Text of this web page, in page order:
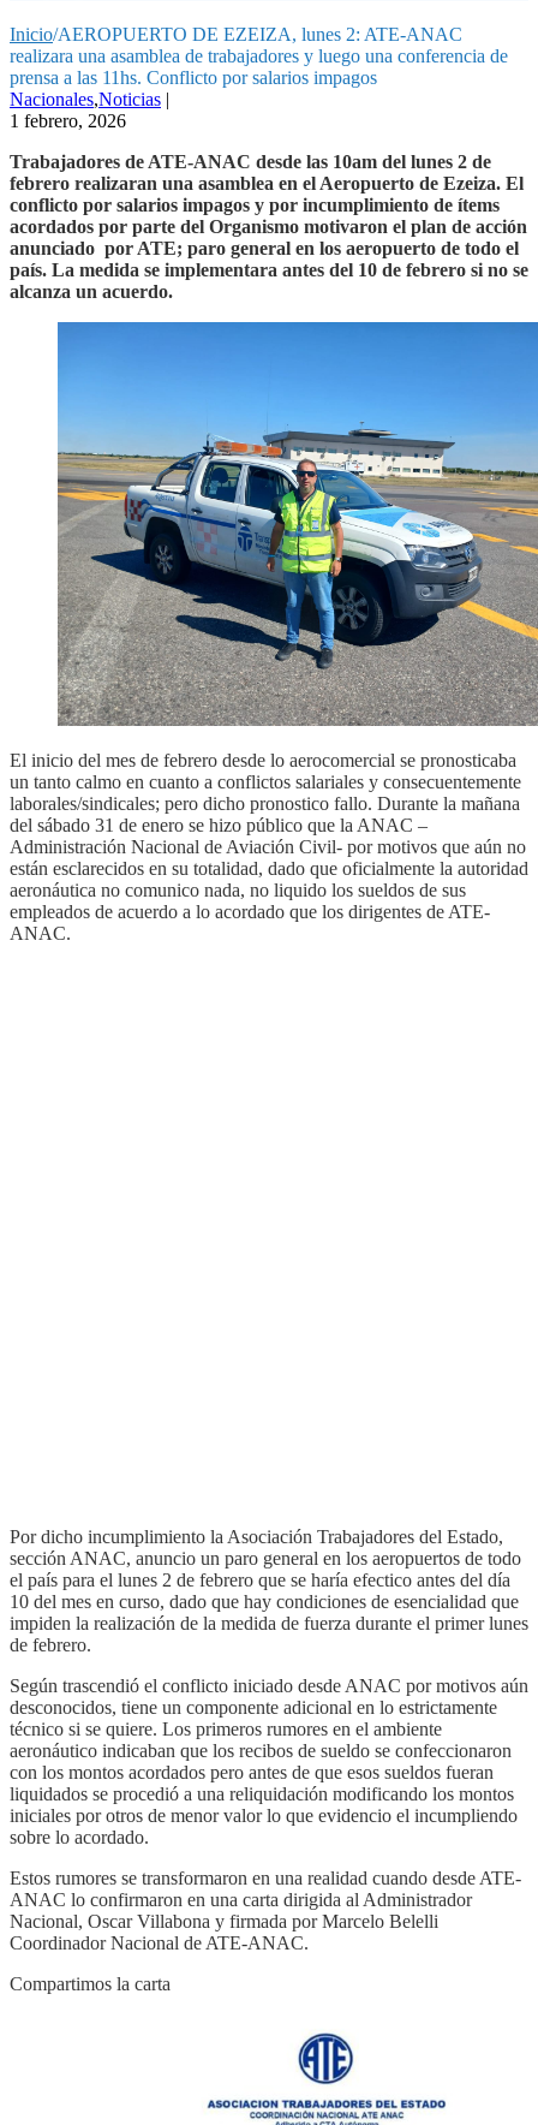
Inicio/AEROPUERTO DE EZEIZA, lunes 2: ATE-ANAC
realizara una asamblea de trabajadores y luego una conferencia de
prensa a las 11hs. Conflicto por salarios impagos
Nacionales,Noticias |
1 febrero, 2026
Trabajadores de ATE-ANAC desde las 10am del lunes 2 de
febrero realizaran una asamblea en el Aeropuerto de Ezeiza. El
conflicto por salarios impagos y por incumplimiento de ítems
acordados por parte del Organismo motivaron el plan de acción
anunciado por ATE; paro general en los aeropuerto de todo el
país. La medida se implementara antes del 10 de febrero si no se
alcanza un acuerdo.
El inicio del mes de febrero desde lo aerocomercial se pronosticaba
un tanto calmo en cuanto a conflictos salariales y consecuentemente
laborales/sindicales; pero dicho pronostico fallo. Durante la mañana
del sábado 31 de enero se hizo público que la ANAC –
Administración Nacional de Aviación Civil- por motivos que aún no
están esclarecidos en su totalidad, dado que oficialmente la autoridad
aeronáutica no comunico nada, no liquido los sueldos de sus
empleados de acuerdo a lo acordado que los dirigentes de ATE-
ANAC.
Por dicho incumplimiento la Asociación Trabajadores del Estado,
sección ANAC, anuncio un paro general en los aeropuertos de todo
el país para el lunes 2 de febrero que se haría efectico antes del día
10 del mes en curso, dado que hay condiciones de esencialidad que
impiden la realización de la medida de fuerza durante el primer lunes
de febrero.
Según trascendió el conflicto iniciado desde ANAC por motivos aún
desconocidos, tiene un componente adicional en lo estrictamente
técnico si se quiere. Los primeros rumores en el ambiente
aeronáutico indicaban que los recibos de sueldo se confeccionaron
con los montos acordados pero antes de que esos sueldos fueran
liquidados se procedió a una reliquidación modificando los montos
iniciales por otros de menor valor lo que evidencio el incumpliendo
sobre lo acordado.
Estos rumores se transformaron en una realidad cuando desde ATE-
ANAC lo confirmaron en una carta dirigida al Administrador
Nacional, Oscar Villabona y firmada por Marcelo Belelli
Coordinador Nacional de ATE-ANAC.
Compartimos la carta